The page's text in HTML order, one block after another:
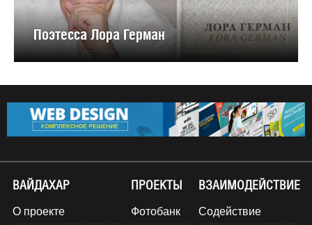
Поэтесса Лора Герман
ВАЙДАХАР
О проекте
ПРОЕКТЫ
Фотобанк
ВЗАИМОДЕЙСТВИЕ
Содействие